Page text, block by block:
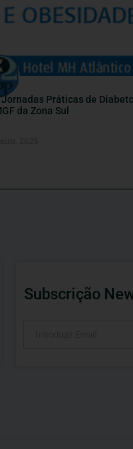
Jornadas Práticas de
da Zona Sul
Subscrição